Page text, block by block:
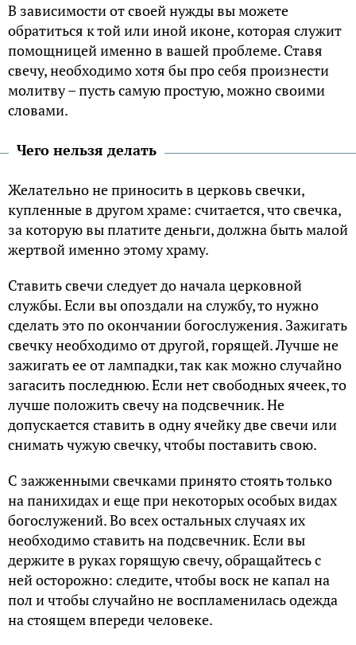
В зависимости от своей нужды вы можете
обратиться к той или иной иконе, которая служит
помощницей именно в вашей проблеме. Ставя
свечу, необходимо хотя бы про себя произнести
молитву – пусть самую простую, можно своими
словами.
Чего нельзя делать
Желательно не приносить в церковь свечки,
купленные в другом храме: считается, что свечка,
за которую вы платите деньги, должна быть малой
жертвой именно этому храму.
Ставить свечи следует до начала церковной
службы. Если вы опоздали на службу, то нужно
сделать это по окончании богослужения. Зажигать
свечку необходимо от другой, горящей. Лучше не
зажигать ее от лампадки, так как можно случайно
загасить последнюю. Если нет свободных ячеек, то
лучше положить свечу на подсвечник. Не
допускается ставить в одну ячейку две свечи или
снимать чужую свечку, чтобы поставить свою.
С зажженными свечками принято стоять только
на панихидах и еще при некоторых особых видах
богослужений. Во всех остальных случаях их
необходимо ставить на подсвечник. Если вы
держите в руках горящую свечу, обращайтесь с
ней осторожно: следите, чтобы воск не капал на
пол и чтобы случайно не воспламенилась одежда
на стоящем впереди человеке.